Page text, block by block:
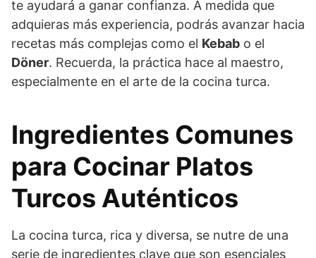
te ayudará a ganar confianza. A medida que
adquieras más experiencia, podrás avanzar hacia
recetas más complejas como el Kebab o el
Döner. Recuerda, la práctica hace al maestro,
especialmente en el arte de la cocina turca.
Ingredientes Comunes
para Cocinar Platos
Turcos Auténticos
La cocina turca, rica y diversa, se nutre de una
serie de ingredientes clave que son esenciales